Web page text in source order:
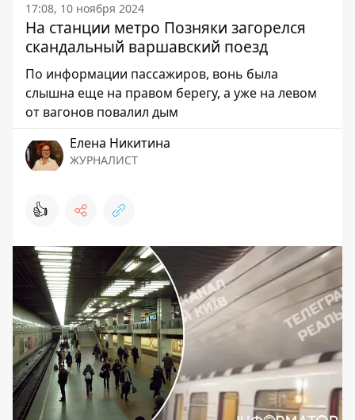
17:08, 10 ноября 2024
На станции метро Позняки загорелся
скандальный варшавский поезд
По информации пассажиров, вонь была
слышна еще на правом берегу, а уже на левом
от вагонов повалил дым
Елена Никитина
ЖУРНАЛИСТ
👍